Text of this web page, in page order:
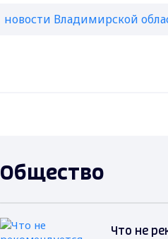
новости Владимирской
Общество
Что не